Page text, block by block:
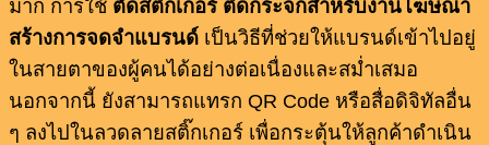
มาก การใช้ ตัดสติ๊กเกอร์ ติดกระจกสำหรับงานโฆษณา
สร้างการจดจำแบรนด์ เป็นวิธีที่ช่วยให้แบรนด์เข้าไปอยู่
ในสายตาของผู้คนได้อย่างต่อเนื่องและสม่ำเสมอ
นอกจากนี้ ยังสามารถแทรก QR Code หรือสื่อดิจิทัลอื่น
ๆ ลงไปในลวดลายสติ๊กเกอร์ เพื่อกระตุ้นให้ลูกค้าดำเนิน